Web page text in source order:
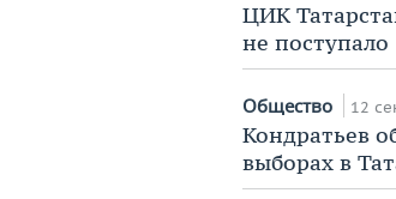
ЦИК
не поступало
Общество 12
Кондратьев
выборах в